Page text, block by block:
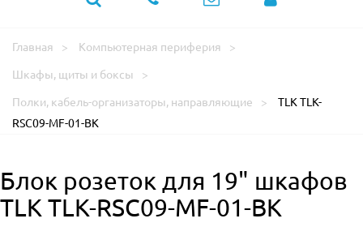
Главная
Компьютерная периферия
Шкафы, щиты и боксы
Полки, кабель-организаторы, направляющие
TLK TLK-
RSC09-MF-01-BK
Блок розеток для 19" шкафов
TLK TLK-RSC09-MF-01-BK